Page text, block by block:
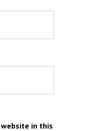
website in this